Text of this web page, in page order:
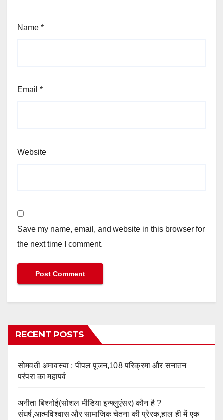
Name *
Email *
Website
Save my name, email, and website in this browser for
the next time I comment.
RECENT POSTS
सोमवती अमावस्या : पीपल पूजन,108 परिक्रमा और सनातन
परंपरा का महापर्व
अनीता बिश्नोई(सोशल मीडिया इन्फ्लुएंसर) कौन है ?
संघर्ष,आत्मविश्वास और सामाजिक चेतना की प्रेरक,हाल ही में एक